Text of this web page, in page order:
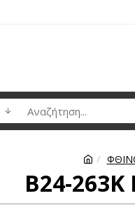
B24-